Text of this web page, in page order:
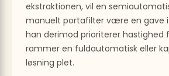
ekstraktionen, vil en
manuelt portafilter være en gave i
han derimod prioriterer hastighed
rammer en fuldautomatisk eller
løsning plet.